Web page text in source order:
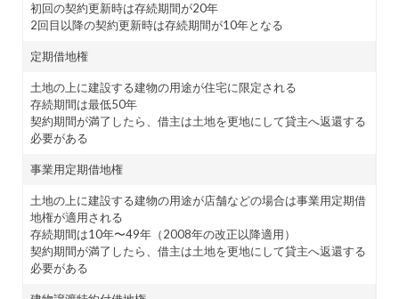
初回の契約更新時は存続期間が20年
2回目以降の契約更新時は存続期間が10年となる
定期借地権
土地の上に建設する建物の用途が住宅に限定される
存続期間は最低50年
契約期間が満了したら、借主は土地を更地にして貸主へ返還する
必要がある
事業用定期借地権
土地の上に建設する建物の用途が店舗などの場合は事業用定期借
地権が適用される
存続期間は10年〜49年（2008年の改正以降適用）
契約期間が満了したら、借主は土地を更地にして貸主へ返還する
必要がある